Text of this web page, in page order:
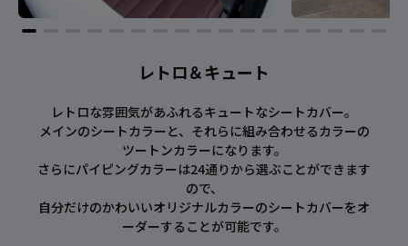
レトロ＆キュート
レトロな雰囲気があふれるキュートなシートカバー。
メインのシートカラーと、それらに組み合わせるカラーの
ツートンカラーになります。
さらにパイピングカラーは24通りから選ぶことができます
ので、
自分だけのかわいいオリジナルカラーのシートカバーをオ
ーダーすることが可能です。